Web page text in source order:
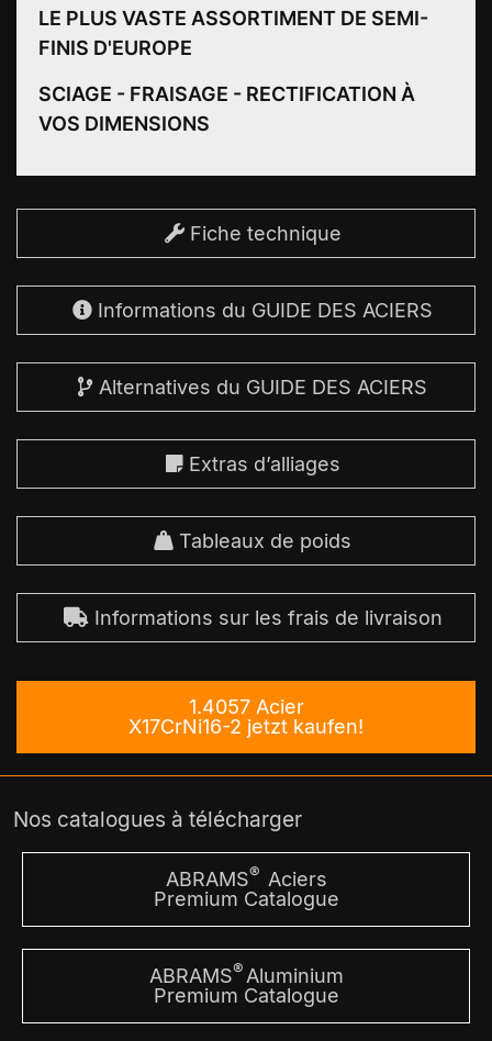
LE PLUS VASTE ASSORTIMENT DE SEMI-
FINIS D'EUROPE
SCIAGE - FRAISAGE - RECTIFICATION À
VOS DIMENSIONS
Fiche technique
Informations du GUIDE DES ACIERS
Alternatives du GUIDE DES ACIERS
Extras d’alliages
Tableaux de poids
Informations sur les frais de livraison
1.4057 Acier
X17CrNi16-2 jetzt kaufen!
Nos catalogues à télécharger
ABRAMS® Aciers
Premium Catalogue
ABRAMS®Aluminium
Premium Catalogue